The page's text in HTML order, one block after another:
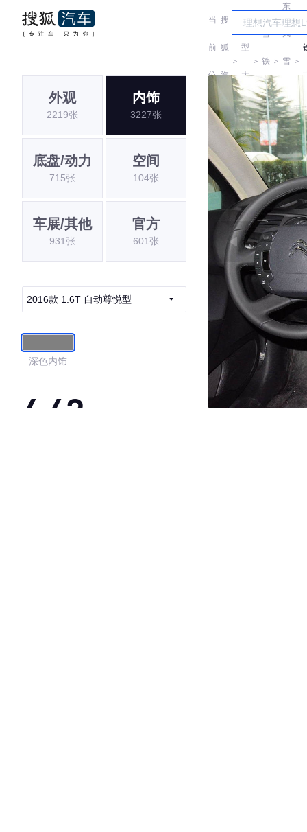
当
前
位
置:
搜
狐
汽
＞
车
型
大
全
＞
雪
铁
龙
＞
东
风
雪
铁
龙
＞
外观
2219张
内饰
3227张
底盘/动力
715张
空间
104张
车展/其他
931张
官方
601张
2016款 1.6T 自动尊悦型
深色内饰
4.42